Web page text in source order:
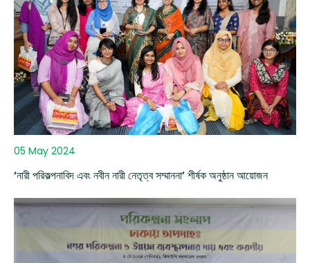
05 May 2024
‘নারী পরিকল্পনাবিদ এবং নবীন নারী নেতৃত্ব সম্মাননা’ শীর্ষক অনুষ্ঠান আয়োজন